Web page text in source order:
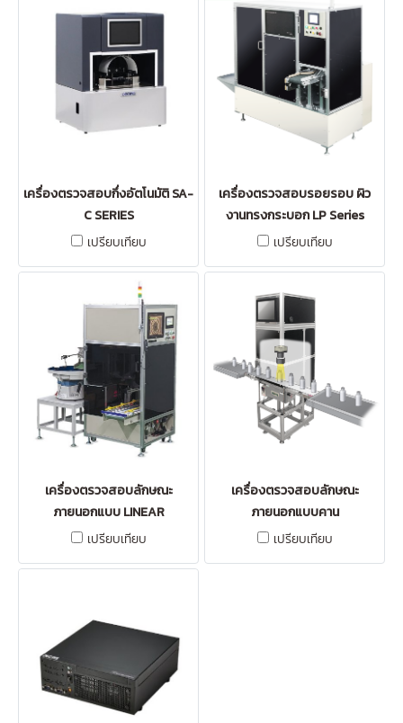
เครื่องตรวจสอบกึ่งอัตโนมัติ SA-
C SERIES
เปรียบเทียบ
เครื่องตรวจสอบรอยรอบ ผิว
งานทรงกระบอก LP Series
เปรียบเทียบ
เครื่องตรวจสอบลักษณะ
ภายนอกแบบ LINEAR
เปรียบเทียบ
เครื่องตรวจสอบลักษณะ
ภายนอกแบบคาน
เปรียบเทียบ